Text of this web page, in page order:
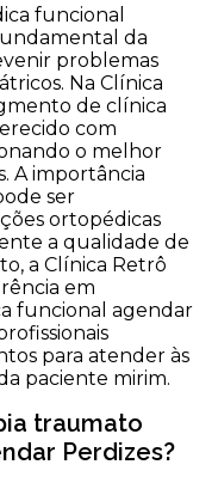
funcional
da
problemas
Na Clínica
de clínica
com
o melhor
A importância
ser
ortopédicas
a qualidade de
a Clínica Retrô
em
funcional agendar
para atender às
paciente mirim.
traumato
Perdizes?